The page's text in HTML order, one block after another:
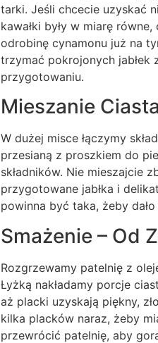
tarki. Jeśli chcecie uzyskać
kawałki były w miarę
odrobinę cynamonu już na
trzymać pokrojonych jabłek
przygotowaniu.
Mieszanie
W dużej misce łączymy
przesianą z proszkiem do
składników. Nie mieszajcie
przygotowane jabłka i
powinna być taka, żeby
Smażenie – Od
Rozgrzewamy patelnię z
Łyżką nakładamy porcje
aż placki uzyskają piękny,
kilka placków naraz, żeby
przewrócić patelnię, aby